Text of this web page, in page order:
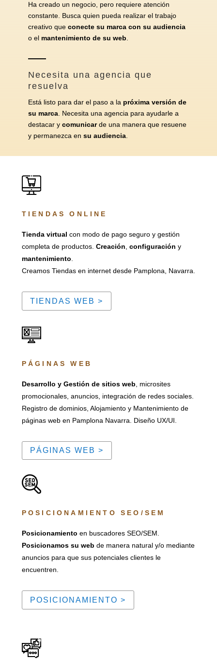
Ha creado un negocio, pero requiere atención
constante. Busca quien pueda realizar el trabajo
creativo queconecte su marca con su audiencia
o el mantenimiento de su web
Necesita una agencia que
resuelva
Está listo para dar el paso a la próxima versiónde
su marca . Necesita una agencia para ayudarle a
destacar ycomunicarde una manera que resuene
y permanezca ensu audiencia
TIENDAS ONLINE
Tienda virtual con modo de pago seguro y gestión
completa de productos. Creación configuración y
mantenimiento
Creamos Tiendas en internet desde Pamplona, Navarra.
TIENDAS WEB >
PÁGINAS WEB
Desarrollo y Gestión de sitios web , microsites
promocionales, anuncios, integración de redes sociales.
Registro de dominios, Alojamiento y Mantenimiento de
páginas web en Pamplona Navarra. Diseño UX/UI.
PÁGINAS WEB >
POSICIONAMIENTO SEO/SEM
Posicionamiento en buscadores SEO/SEM.
Posicionamos su web de manera natural y/o mediante
anuncios para que sus potenciales clientes le
encuentren.
POSICIONAMIENTO >